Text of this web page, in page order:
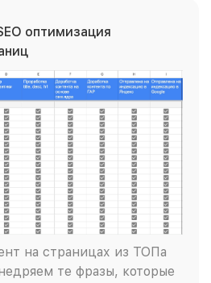
оптимизация
на страницах из ТОПа
те фразы, которые